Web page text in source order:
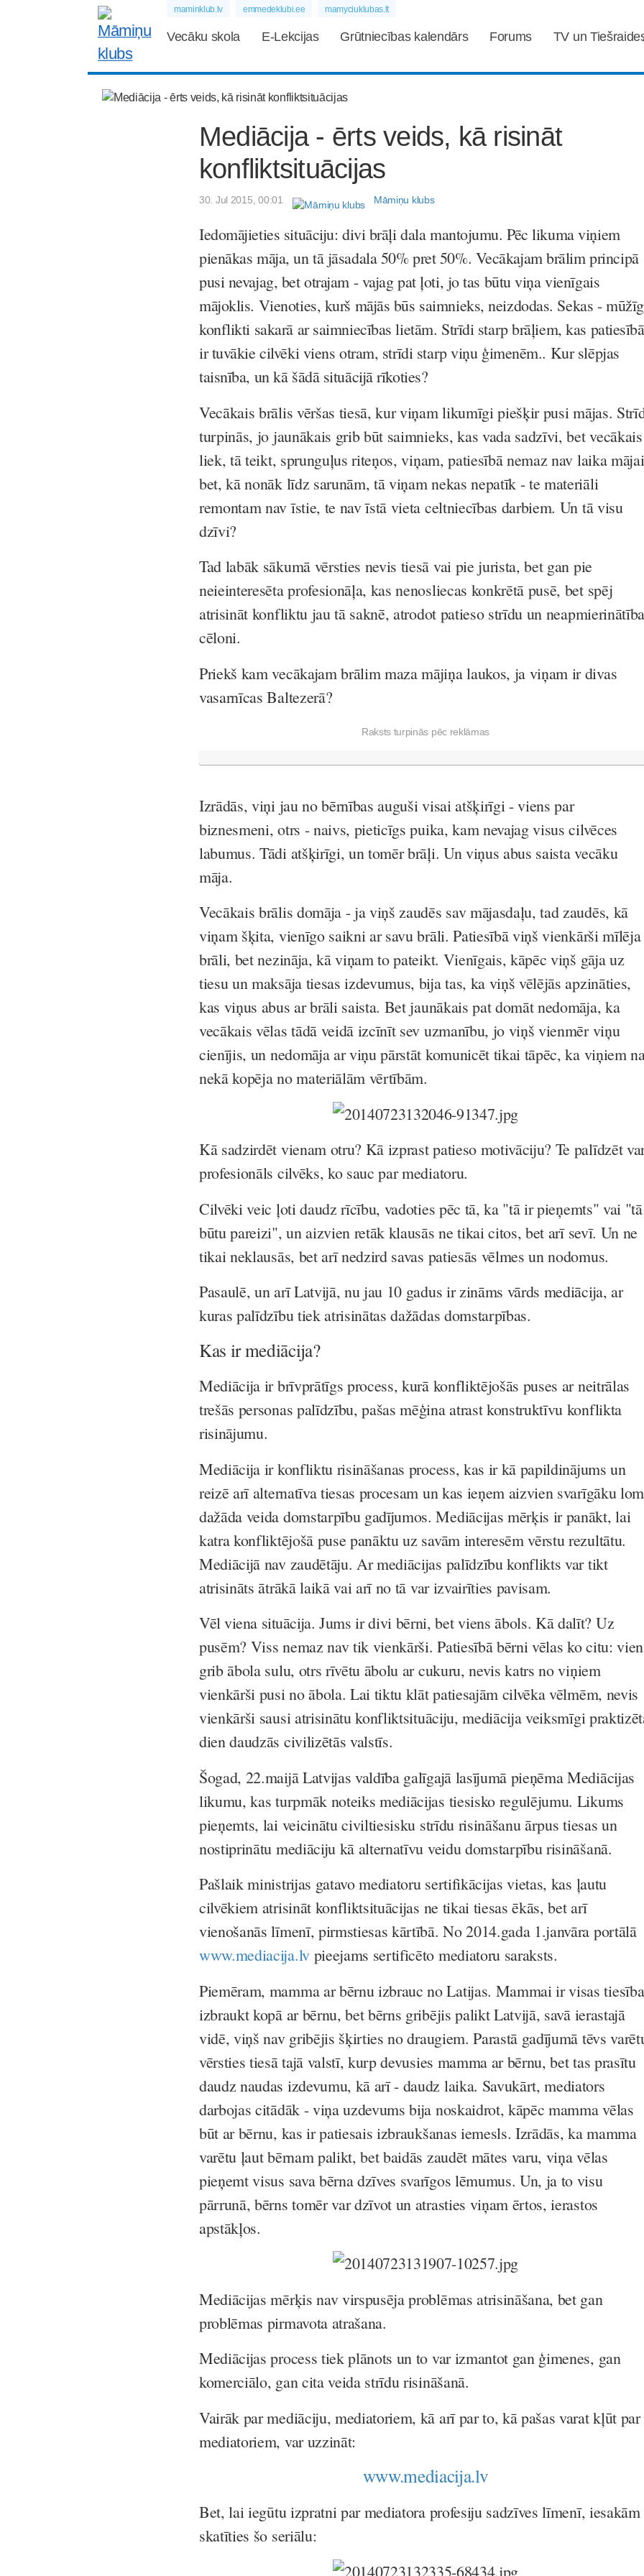
maminklub.lv emmedeklubi.ee mamyciuklubas.lt
Vecāku skola E-Lekcijas Grūtniecības kalendārs Forums TV un
Mediācija - ērts veids, kā risināt
konfliktsituācijas
30. Jul 2015, 00:01 Māmiņu klubs
Iedomājieties situāciju: divi brāļi dala mantojumu. Pēc likuma viņiem
pienākas māja, un tā jāsadala 50% pret 50%. Vecākajam brālim principā
pusi nevajag, bet otrajam - vajag pat ļoti, jo tas būtu viņa vienīgais
mājoklis. Vienoties, kurš mājās būs saimnieks, neizdodas. Sekas -
konflikti sakarā ar saimniecības lietām. Strīdi starp brāļiem, kas patiesībā
ir tuvākie cilvēki viens otram, strīdi starp viņu ģimenēm.. Kur slēpjas
taisnība, un kā šādā situācijā rīkoties?
Vecākais brālis vēršas tiesā, kur viņam likumīgi piešķir pusi mājas.
turpinās, jo jaunākais grib būt saimnieks, kas vada sadzīvi, bet vecākais
liek, tā teikt, sprunguļus riteņos, viņam, patiesībā nemaz nav laika
bet, kā nonāk līdz sarunām, tā viņam nekas nepatīk - te materiāli
remontam nav īstie, te nav īstā vieta celtniecības darbiem. Un tā visu
dzīvi?
Tad labāk sākumā vērsties nevis tiesā vai pie jurista, bet gan pie
neieinteresēta profesionāļa, kas nenosliecas konkrētā pusē, bet spēj
atrisināt konfliktu jau tā saknē, atrodot patieso strīdu un
cēloni.
Priekš kam vecākajam brālim maza mājiņa laukos, ja viņam ir divas
vasarnīcas Baltezerā?
Raksts turpinās pēc reklāmas
Izrādās, viņi jau no bērnības auguši visai atšķirīgi - viens par
biznesmeni, otrs - naivs, pieticīgs puika, kam nevajag visus cilvēces
labumus. Tādi atšķirīgi, un tomēr brāļi. Un viņus abus saista vecāku
māja.
Vecākais brālis domāja - ja viņš zaudēs sav mājasdaļu, tad zaudēs, kā
viņam šķita, vienīgo saikni ar savu brāli. Patiesībā viņš vienkārši mīlēja
brāli, bet nezināja, kā viņam to pateikt. Vienīgais, kāpēc viņš gāja uz
tiesu un maksāja tiesas izdevumus, bija tas, ka viņš vēlējās apzināties,
kas viņus abus ar brāli saista. Bet jaunākais pat domāt nedomāja, ka
vecākais vēlas tādā veidā izcīnīt sev uzmanību, jo viņš vienmēr viņu
cienījis, un nedomāja ar viņu pārstāt komunicēt tikai tāpēc, ka viņiem
nekā kopēja no materiālām vērtībām.
Kā sadzirdēt vienam otru? Kā izprast patieso motivāciju? Te palīdzēt
profesionāls cilvēks, ko sauc par mediatoru.
Cilvēki veic ļoti daudz rīcību, vadoties pēc tā, ka "tā ir pieņemts" vai "tā
būtu pareizi", un aizvien retāk klausās ne tikai citos, bet arī sevī. Un ne
tikai neklausās, bet arī nedzird savas patiesās vēlmes un nodomus.
Pasaulē, un arī Latvijā, nu jau 10 gadus ir zināms vārds mediācija, ar
kuras palīdzību tiek atrisinātas dažādas domstarpības.
Kas ir mediācija?
Mediācija ir brīvprātīgs process, kurā konfliktējošās puses ar neitrālas
trešās personas palīdzību, pašas mēģina atrast konstruktīvu konflikta
risinājumu.
Mediācija ir konfliktu risināšanas process, kas ir kā papildinājums un
reizē arī alternatīva tiesas procesam un kas ieņem aizvien svarīgāku
dažāda veida domstarpību gadījumos. Mediācijas mērķis ir panākt, lai
katra konfliktējošā puse panāktu uz savām interesēm vērstu rezultātu.
Mediācijā nav zaudētāju. Ar mediācijas palīdzību konflikts var tikt
atrisināts ātrākā laikā vai arī no tā var izvairīties pavisam.
Vēl viena situācija. Jums ir divi bērni, bet viens ābols. Kā dalīt? Uz
pusēm? Viss nemaz nav tik vienkārši. Patiesībā bērni vēlas ko citu:
grib ābola sulu, otrs rīvētu ābolu ar cukuru, nevis katrs no viņiem
vienkārši pusi no ābola. Lai tiktu klāt patiesajām cilvēka vēlmēm, nevis
vienkārši sausi atrisinātu konfliktsituāciju, mediācija veiksmīgi
dien daudzās civilizētās valstīs.
Šogad, 22.maijā Latvijas valdība galīgajā lasījumā pieņēma Mediācijas
likumu, kas turpmāk noteiks mediācijas tiesisko regulējumu. Likums
pieņemts, lai veicinātu civiltiesisku strīdu risināšanu ārpus tiesas un
nostiprinātu mediāciju kā alternatīvu veidu domstarpību risināšanā.
Pašlaik ministrijas gatavo mediatoru sertifikācijas vietas, kas ļautu
cilvēkiem atrisināt konfliktsituācijas ne tikai tiesas ēkās, bet arī
vienošanās līmenī, pirmstiesas kārtībā. No 2014.gada 1.janvāra portālā
www.mediacija.lvpieejams sertificēto mediatoru saraksts.
Piemēram, mamma ar bērnu izbrauc no Latijas. Mammai ir visas
izbraukt kopā ar bērnu, bet bērns gribējis palikt Latvijā, savā ierastajā
vidē, viņš nav gribējis šķirties no draugiem. Parastā gadījumā tēvs
vērsties tiesā tajā valstī, kurp devusies mamma ar bērnu, bet tas prasītu
daudz naudas izdevumu, kā arī - daudz laika. Savukārt, mediators
darbojas citādāk - viņa uzdevums bija noskaidrot, kāpēc mamma vēlas
būt ar bērnu, kas ir patiesais izbraukšanas iemesls. Izrādās, ka mamma
varētu ļaut bērnam palikt, bet baidās zaudēt mātes varu, viņa vēlas
pieņemt visus sava bērna dzīves svarīgos lēmumus. Un, ja to visu
pārrunā, bērns tomēr var dzīvot un atrasties viņam ērtos, ierastos
apstākļos.
Mediācijas mērķis nav virspusēja problēmas atrisināšana, bet gan
problēmas pirmavota atrašana.
Mediācijas process tiek plānots un to var izmantot gan ģimenes, gan
komerciālo, gan cita veida strīdu risināšanā.
Vairāk par mediāciju, mediatoriem, kā arī par to, kā pašas varat kļūt par
mediatoriem, var uzzināt:
www.mediacija.lv
Bet, lai iegūtu izpratni par mediatora profesiju sadzīves līmenī, iesakām
skatīties šo seriālu: